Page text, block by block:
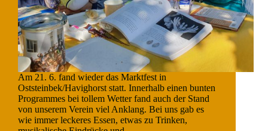
Am 21. 6. fand wieder das Marktfest in
Oststeinbek/Havighorst statt. Innerhalb einen bunten
Programmes bei tollem Wetter fand auch der Stand
von unserem Verein viel Anklang. Bei uns gab es
wie immer leckeres Essen, etwas zu Trinken,